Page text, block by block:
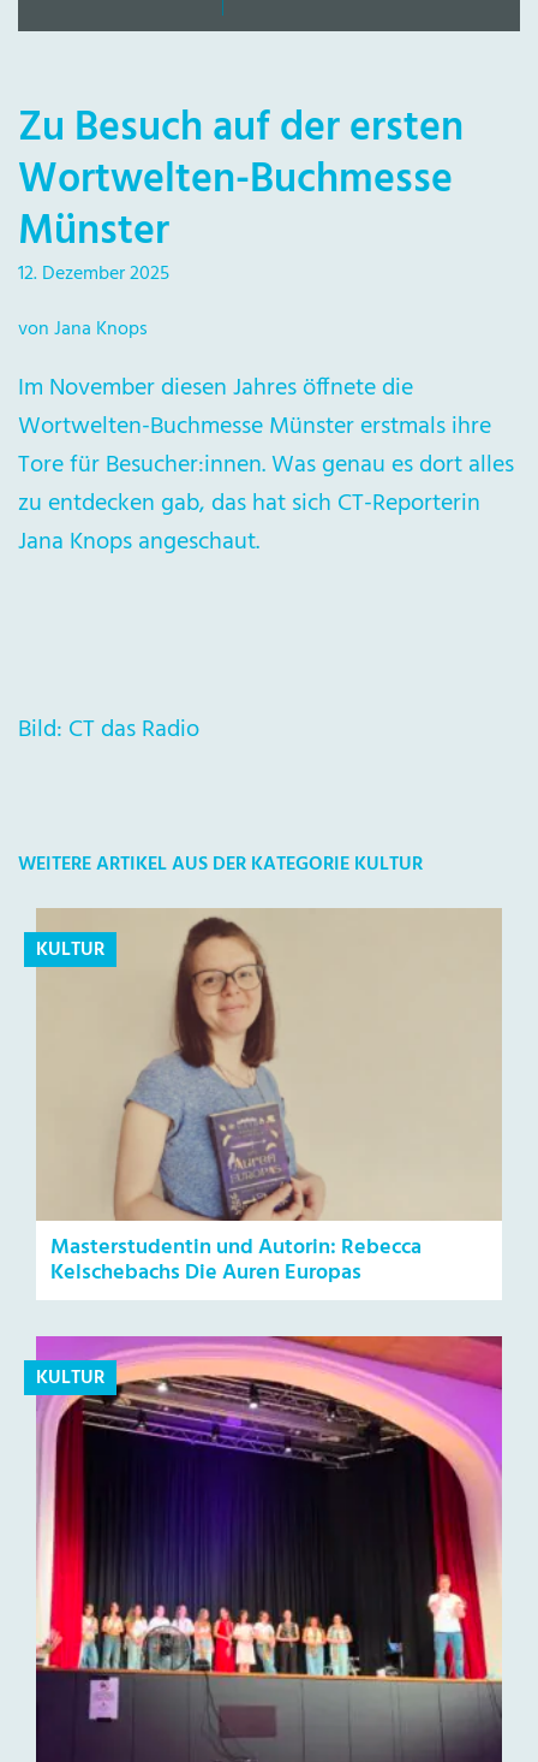
Zu Besuch auf der ersten
Wortwelten-Buchmesse
Münster
12. Dezember 2025
von Jana Knops
Im November diesen Jahres öffnete die
Wortwelten-Buchmesse Münster erstmals ihre
Tore für Besucher:innen. Was genau es dort alles
zu entdecken gab, das hat sich CT-Reporterin
Jana Knops angeschaut.
Bild: CT das Radio
WEITERE ARTIKEL AUS DER KATEGORIE KULTUR
KULTUR
Masterstudentin und Autorin: Rebecca
Kelschebachs Die Auren Europas
KULTUR